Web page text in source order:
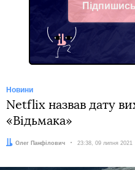
Facebook
Новини
Netflix назвав дату
«Відьмака»
Автор:
Олег Панфілович Дата:
23:38, 09 липня 2021